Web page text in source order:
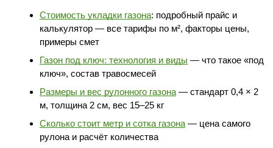
Стоимость укладки газона: подробный прайс и
калькулятор — все тарифы по м², факторы цены,
примеры смет
Газон под ключ: технология и виды — что такое «под
ключ», состав травосмесей
Размеры и вес рулонного газона — стандарт 0,4 × 2
м, толщина 2 см, вес 15–25 кг
Сколько стоит метр и сотка газона — цена самого
рулона и расчёт количества